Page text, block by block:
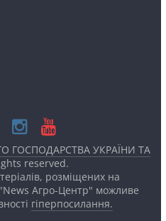
ГОСПОДАРСТВА УКРАЇНИ ТА
reserved.
розміщених на
Агро-Центр" можливе
гіперпосилання.